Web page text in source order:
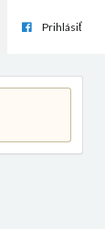
Prihlásiť